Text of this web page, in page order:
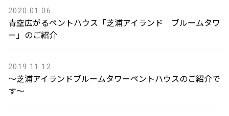
2020.01.06
青空広がるペントハウス「芝浦アイランド ブルームタワ
ー」のご紹介
2019.11.12
〜芝浦アイランドブルームタワーペントハウスのご紹介で
す〜